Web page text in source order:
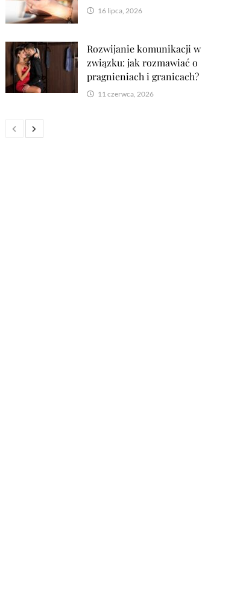
16 lipca, 2026
Rozwijanie komunikacji w
związku: jak rozmawiać o
pragnieniach i granicach?
11 czerwca, 2026